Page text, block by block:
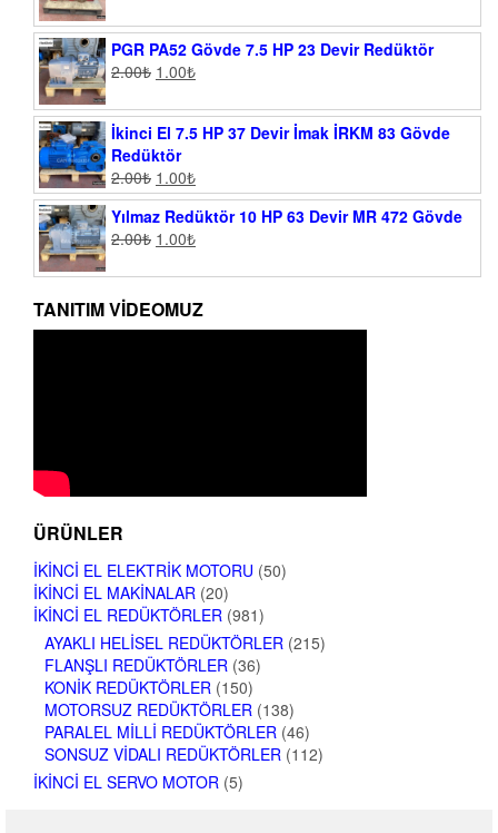
PGR PA52 Gövde 7.5 HP 23 Devir Redüktör
2.00₺ 1.00₺
İkinci El 7.5 HP 37 Devir İmak İRKM 83 Gövde
Redüktör
2.00₺ 1.00₺
Yılmaz Redüktör 10 HP 63 Devir MR 472 Gövde
2.00₺ 1.00₺
TANITIM VIDEOMUZ
ÜRÜNLER
İKINCI EL ELEKTRIK MOTORU (50)
İKINCI EL MAKINALAR (20)
İKINCI EL REDÜKTÖRLER (981)
AYAKLI HELISEL REDÜKTÖRLER (215)
FLANŞLI REDÜKTÖRLER (36)
KONIK REDÜKTÖRLER (150)
MOTORSUZ REDÜKTÖRLER (138)
PARALEL MILLI REDÜKTÖRLER (46)
SONSUZ VIDALI REDÜKTÖRLER (112)
İKINCI EL SERVO MOTOR (5)